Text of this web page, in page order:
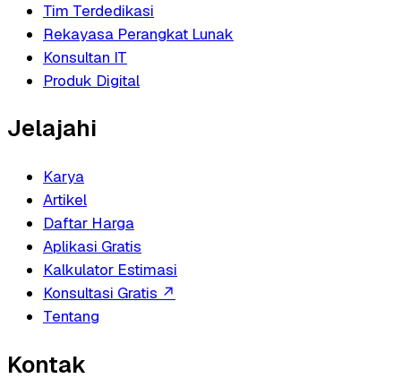
Tim Terdedikasi
Rekayasa Perangkat Lunak
Konsultan IT
Produk Digital
Jelajahi
Karya
Artikel
Daftar Harga
Aplikasi Gratis
Kalkulator Estimasi
Konsultasi Gratis ↗
Tentang
Kontak